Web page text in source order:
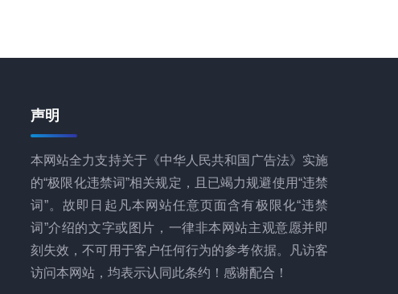
声明
本网站全力支持关于《中华人民共和国广告法》实施
的“极限化违禁词”相关规定，且已竭力规避使用“违禁
词”。故即日起凡本网站任意页面含有极限化“违禁
词”介绍的文字或图片，一律非本网站主观意愿并即
刻失效，不可用于客户任何行为的参考依据。凡访客
访问本网站，均表示认同此条约！感谢配合！